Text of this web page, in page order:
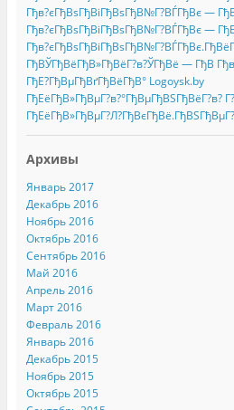
Гђв?єГђВѕГђВіГђВѕГђВ№Г?ВЃГђВє —
Гђв?єГђВѕГђВіГђВѕГђВ№Г?ВЃГђВє —
ГђВЎГђВёГђВ»ГђВёГ?в?ЎГђВё — ГђВ
ГђЕ?ГђВµГђВґГђВёГђВ° Logoysk.by
ГђЕёГђВ»ГђВµГ?в?°ГђВµГђВЅГђВёГ?в?
Архивы
Январь 2017
Декабрь 2016
Ноябрь 2016
Октябрь 2016
Сентябрь 2016
Май 2016
Апрель 2016
Март 2016
Февраль 2016
Январь 2016
Декабрь 2015
Ноябрь 2015
Октябрь 2015